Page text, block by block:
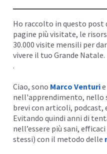
Ho raccolto in questo
pagine più visitate, le
30.000 visite mensili per
vivere il tuo Grande Natale.
.
Ciao, sono Marco Venturi
nell'apprendimento, nello
brevi con articoli, podcast,
Evitando quindi anni di
nell’essere più sani,
stessi) con il metodo delle